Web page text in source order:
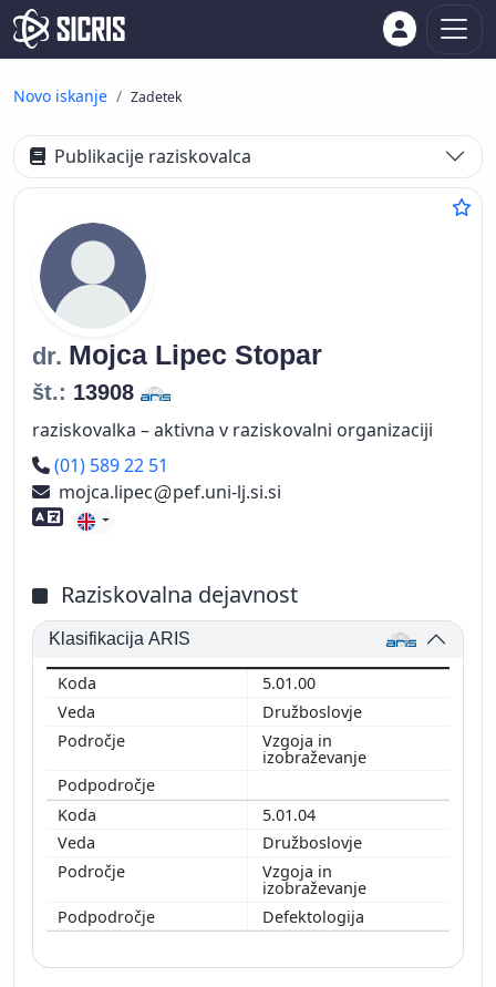
Novo iskanje Zadetek
Publikacije raziskovalca
dr. Mojca Lipec Stopar
št.: 13908
raziskovalka – aktivna v raziskovalni organizaciji
Telefon
(01) 589 22 51
mojca.lipec
pef.uni-lj.si.si
Znanje tujih jezikov
Raziskovalna dejavnost
Klasifikacija ARIS
5.01.00
Družboslovje
Vzgoja in
izobraževanje
5.01.04
Družboslovje
Vzgoja in
izobraževanje
Defektologija